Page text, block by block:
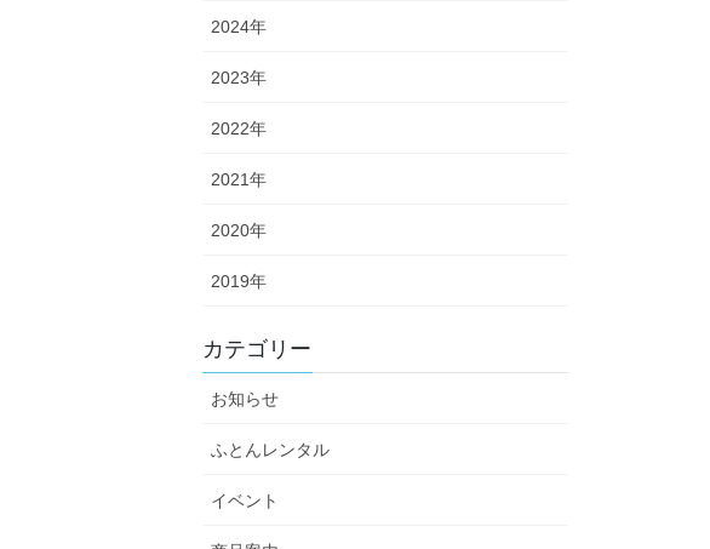
2024年
2023年
2022年
2021年
2020年
2019年
カテゴリー
お知らせ
ふとんレンタル
イベント